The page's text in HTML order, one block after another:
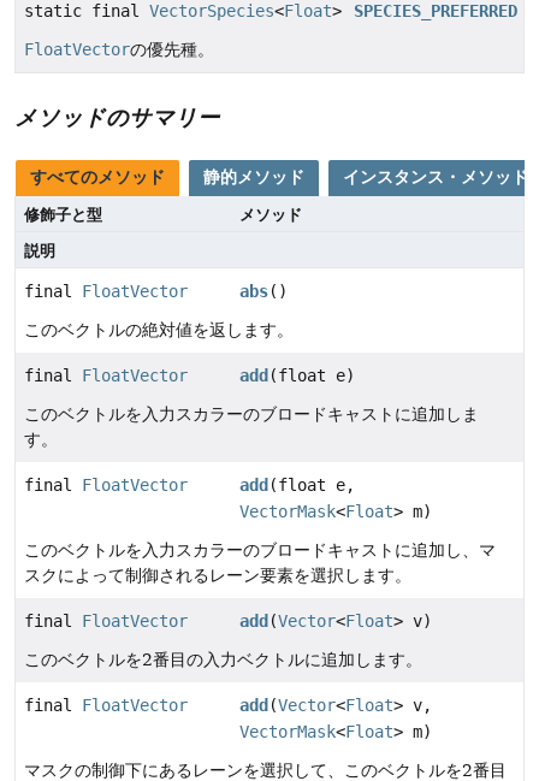
static final VectorSpecies<Float>
SPECIES_PREFERRED
FloatVectorの優先種。
メソッドのサマリー
すべてのメソッド 静的メソッド インスタンス・メソッド
修飾子と型
メソッド
説明
final FloatVector abs()
このベクトルの絶対値を返します。
final FloatVector add (float e)
このベクトルを入力スカラーのブロードキャストに追加しま
す。
final FloatVector add (float e,
VectorMask<Float> m)
このベクトルを入力スカラーのブロードキャストに追加し、マ
スクによって制御されるレーン要素を選択します。
final FloatVector add (Vector<Float> v)
このベクトルを2番目の入力ベクトルに追加します。
final FloatVector add (Vector<Float> v,
VectorMask<Float> m)
マスクの制御下にあるレーンを選択して、このベクトルを2番目